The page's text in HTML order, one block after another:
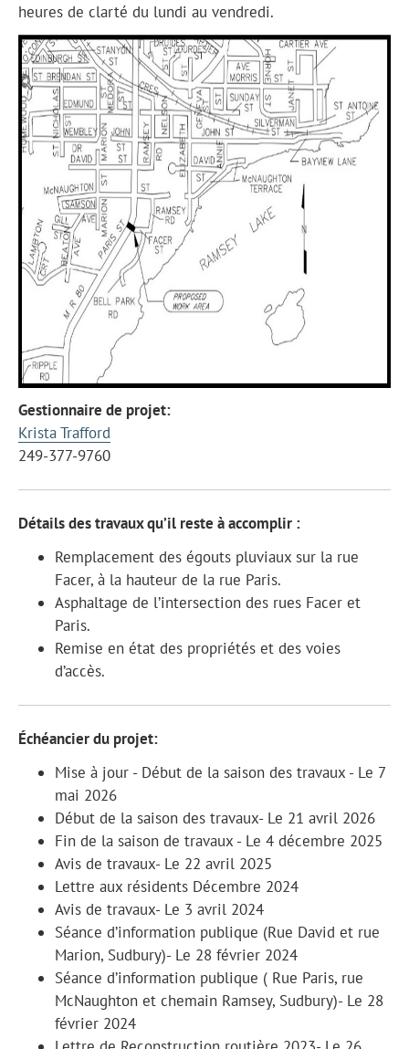
heures de clarté du lundi au vendredi.
Gestionnaire de projet:
Krista Trafford
249-377-9760
Détails des travaux qu’il reste à accomplir :
Remplacement des égouts pluviaux sur la rue
Facer, à la hauteur de la rue Paris.
Asphaltage de l’intersection des rues Facer et
Paris.
Remise en état des propriétés et des voies
d’accès.
Échéancier du projet:
Mise à jour - Début de la saison des travaux - Le 7
mai 2026
Début de la saison des travaux- Le 21 avril 2026
Fin de la saison de travaux - Le 4 décembre 2025
Avis de travaux- Le 22 avril 2025
Lettre aux résidents Décembre 2024
Avis de travaux- Le 3 avril 2024
Séance d’information publique (Rue David et rue
Marion, Sudbury)- Le 28 février 2024
Séance d’information publique ( Rue Paris, rue
McNaughton et chemain Ramsey, Sudbury)- Le 28
février 2024